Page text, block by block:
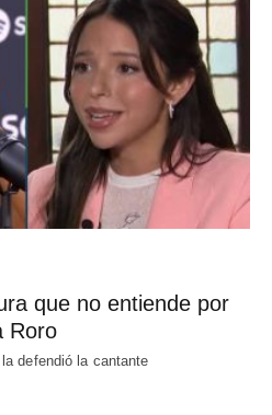
que no entiende por
Roro
defendió la cantante